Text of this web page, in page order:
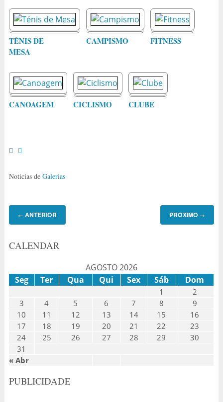
TÉNIS DE
MESA
CAMPISMO FITNESS
CANOAGEM CICLISMO CLUBE
Noticias de Galerias
← ANTERIOR PROXIMO →
CALENDAR
AGOSTO 2026
Seg
Ter Qua Qui Sex Sáb Dom
« Abr
1
2
3
4 5 6 7 8
9
10
11 12 13 14 15
16
17
18 19 20 21 22
23
24
25 26 27 28 29
30
31
PUBLICIDADE